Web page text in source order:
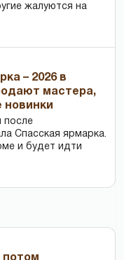
жалуются на
– 2026 в
мастера,
новинки
после
Спасская ярмарка.
и будет идти
потом